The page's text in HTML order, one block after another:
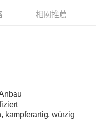
相關推薦
kampferartig, würzig